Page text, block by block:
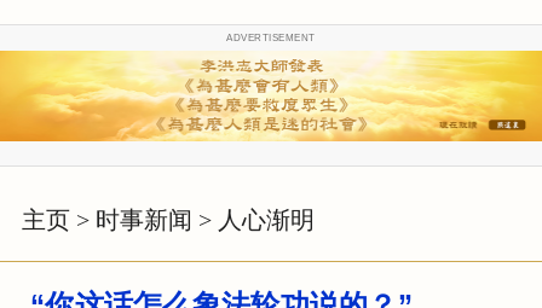
ADVERTISEMENT
主页 > 时事新闻 > 人心渐明